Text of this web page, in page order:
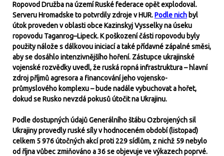
Ropovod Družba na území Ruské federace opět explodoval.
Serveru Hromadske to potvrdily zdroje v HUR.Podle nich byl
útok proveden v oblasti obce Kazinskyj Vysselky na úseku
ropovodu Taganrog–Lipeck. K poškození části ropovodu byly
použity nálože s dálkovou iniciací a také přídavné zápalné směsi,
aby se dosáhlo intenzivnějšího hoření. Zástupce ukrajinské
vojenské rozvědky uvedl, že ruská ropná infrastruktura – hlavní
zdroj příjmů agresora a financování jeho vojensko-
průmyslového komplexu – bude nadále vybuchovat a hořet,
dokud se Rusko nevzdá pokusů útočit na Ukrajinu.
Podle dostupných údajů Generálního štábu Ozbrojených sil
Ukrajiny provedly ruské síly v hodnoceném období (listopad)
celkem 5 976 útočných akcí proti 229 sídlům, z nichž 59 nebylo
od října vůbec zmiňováno a 36 se objevuje ve výkazech poprvé.